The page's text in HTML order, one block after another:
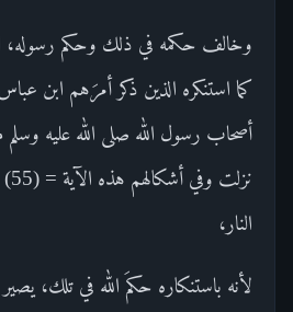
وخالف حكمه في ذلك وحكم رسوله،
كما استنكره الذين ذكر أمرَهم ابن
أصحاب رسول الله صلى الله عليه وسلم
النار،
لأنه باستنكاره حكمَ الله في تلك،